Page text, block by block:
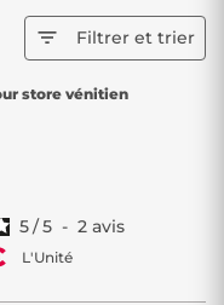
à des prix
en matière de
pourquoi nous
à des tarifs
des mécanismes de
vos stores,
avez besoin.
chez Décor
 Filtrer et trier
store vénitien
5/5 - 2 avis
L'Unité